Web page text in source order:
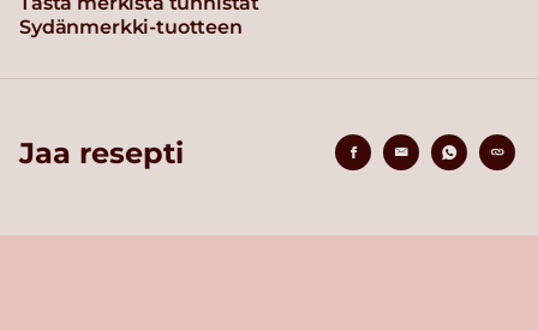
Sydänmerkki-tuotteen
Jaa resepti